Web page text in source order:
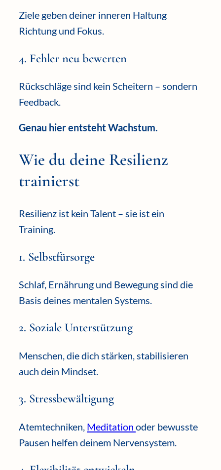
Ziele geben deiner inneren Haltung
Richtung und Fokus.
4. Fehler neu bewerten
Rückschläge sind kein Scheitern – sondern
Feedback.
Genau hier entsteht Wachstum.
Wie du deine Resilienz
trainierst
Resilienz ist kein Talent – sie ist ein
Training.
1. Selbstfürsorge
Schlaf, Ernährung und Bewegung sind die
Basis deines mentalen Systems.
2. Soziale Unterstützung
Menschen, die dich stärken, stabilisieren
auch dein Mindset.
3. Stressbewältigung
Atemtechniken, Meditation oder bewusste
Pausen helfen deinem Nervensystem.